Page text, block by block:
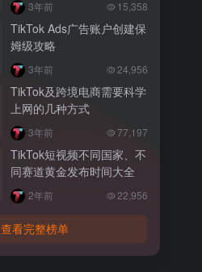
3年前 15,358
TikTok Ads广告账户创建保
姆级攻略
3年前 24,956
TikTok及跨境电商需要科学
上网的几种方式
3年前 77,197
TikTok短视频不同国家、不
同赛道黄金发布时间大全
2年前 22,956
查看完整榜单